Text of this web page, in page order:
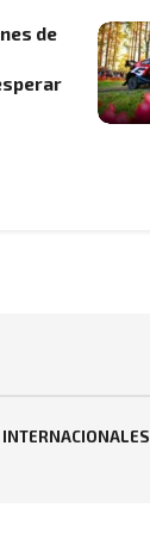
de
INTERNACIONALES